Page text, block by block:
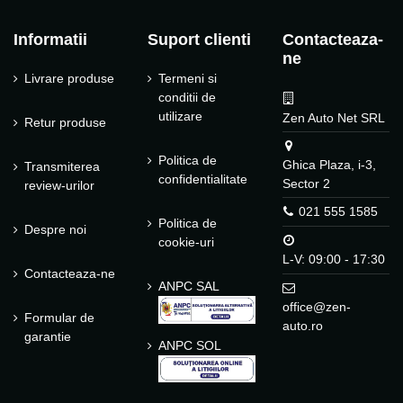
Informatii
Livrare produse
Retur produse
Transmiterea
review-urilor
Despre noi
Contacteaza-ne
Formular de
garantie
Suport clienti
Termeni si
conditii de
utilizare
Politica de
confidentialitate
Politica de
cookie-uri
ANPC SAL
ANPC SOL
Contacteaza-
ne
Zen Auto Net SRL
Ghica Plaza, i-3,
Sector 2
021 555 1585
L-V: 09:00 - 17:30
office@zen-
auto.ro